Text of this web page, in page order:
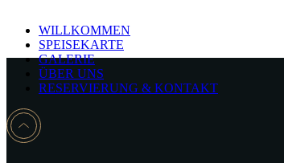
WILLKOMMEN
SPEISEKARTE
GALERIE
ÜBER UNS
RESERVIERUNG & KONTAKT